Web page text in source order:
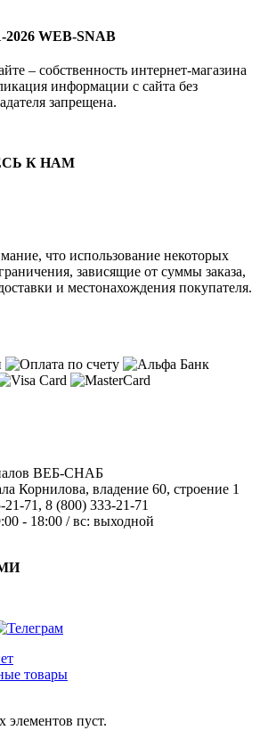
WEB-SNAB
– собственность интернет-магазина
информации с сайта без
запрещена.
К НАМ
что использование некоторых
зависящие от суммы заказа,
и местонахождения покупателя.
ВЕБ-СНАБ
Корнилова, владение 60, строение 1
21-71 , 8 (800) 333-21-71
- 18:00 / вс: выходной
товары
элементов пуст.